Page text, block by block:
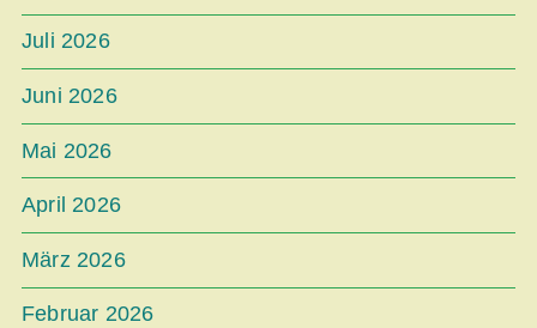
Juli 2026
Juni 2026
Mai 2026
April 2026
März 2026
Februar 2026